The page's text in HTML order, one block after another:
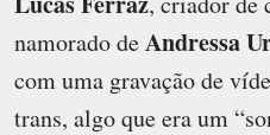
namorado deAndressa
com uma gravação de
trans, algo que era um